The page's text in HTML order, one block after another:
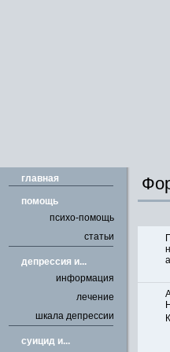
главная
помощь
психо-помощь
статьи
депрессия и...
информация
лечение
шкала депрессии
cуицид и...